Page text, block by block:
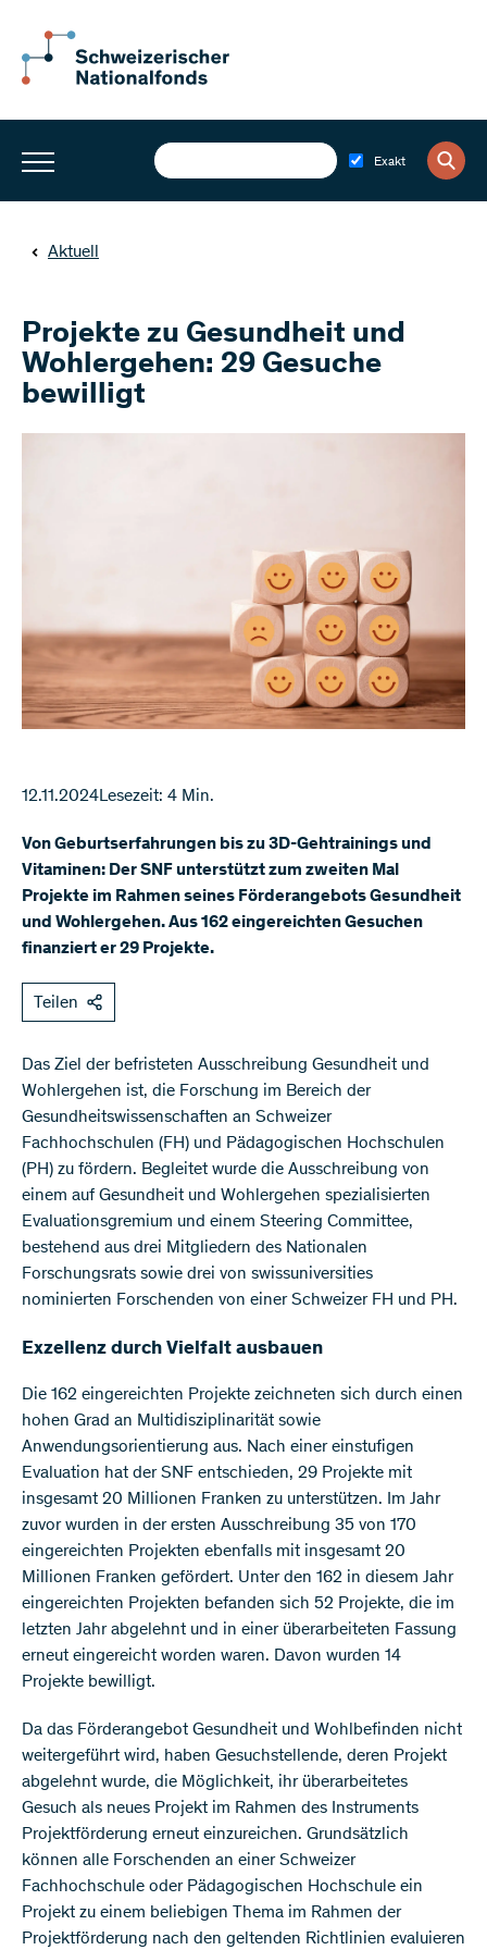
Exakt
Aktuell
Projekte zu Gesundheit und
Wohlergehen: 29 Gesuche
bewilligt
12.11.2024Lesezeit: 4 Min.
Von Geburtserfahrungen bis zu 3D-Gehtrainings und
Vitaminen: Der SNF unterstützt zum zweiten Mal
Projekte im Rahmen seines Förderangebots Gesundheit
und Wohlergehen. Aus 162 eingereichten Gesuchen
finanziert er 29 Projekte.
Teilen
Das Ziel der befristeten Ausschreibung Gesundheit und
Wohlergehen ist, die Forschung im Bereich der
Gesundheitswissenschaften an Schweizer
Fachhochschulen (FH) und Pädagogischen Hochschulen
(PH) zu fördern. Begleitet wurde die Ausschreibung von
einem auf Gesundheit und Wohlergehen spezialisierten
Evaluationsgremium und einem Steering Committee,
bestehend aus drei Mitgliedern des Nationalen
Forschungsrats sowie drei von swissuniversities
nominierten Forschenden von einer Schweizer FH und PH.
Exzellenz durch Vielfalt ausbauen
Die 162 eingereichten Projekte zeichneten sich durch einen
hohen Grad an Multidisziplinarität sowie
Anwendungsorientierung aus. Nach einer einstufigen
Evaluation hat der SNF entschieden, 29 Projekte mit
insgesamt 20 Millionen Franken zu unterstützen. Im Jahr
zuvor wurden in der ersten Ausschreibung 35 von 170
eingereichten Projekten ebenfalls mit insgesamt 20
Millionen Franken gefördert. Unter den 162 in diesem Jahr
eingereichten Projekten befanden sich 52 Projekte, die im
letzten Jahr abgelehnt und in einer überarbeiteten Fassung
erneut eingereicht worden waren. Davon wurden 14
Projekte bewilligt.
Da das Förderangebot Gesundheit und Wohlbefinden nicht
weitergeführt wird, haben Gesuchstellende, deren Projekt
abgelehnt wurde, die Möglichkeit, ihr überarbeitetes
Gesuch als neues Projekt im Rahmen des Instruments
Projektförderung erneut einzureichen. Grundsätzlich
können alle Forschenden an einer Schweizer
Fachhochschule oder Pädagogischen Hochschule ein
Projekt zu einem beliebigen Thema im Rahmen der
Projektförderung nach den geltenden Richtlinien evaluieren